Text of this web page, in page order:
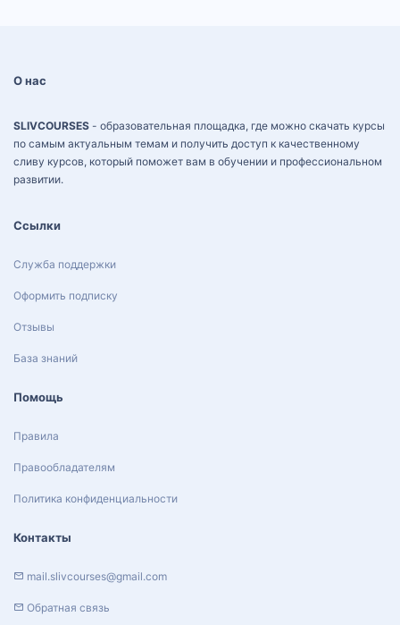
О нас
SLIVCOURSES - образовательная площадка, где можно скачать курсы
по самым актуальным темам и получить доступ к качественному
сливу курсов, который поможет вам в обучении и профессиональном
развитии.
Ссылки
Служба поддержки
Оформить подписку
Отзывы
База знаний
Помощь
Правила
Правообладателям
Политика конфиденциальности
Контакты
mail.slivcourses@gmail.com
Обратная связь